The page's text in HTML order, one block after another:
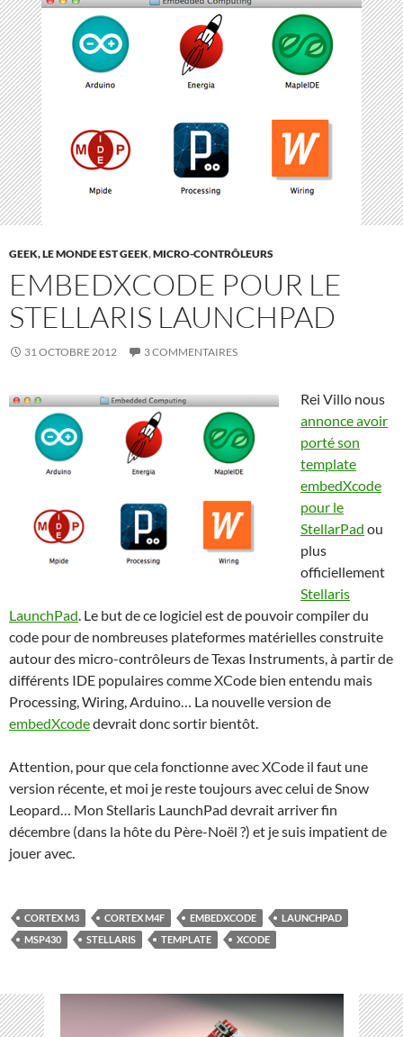
GEEK, LE MONDE EST GEEK,MICRO-CONTRÔLEURS
EMBEDXCODE POUR LE
STELLARIS LAUNCHPAD
31 OCTOBRE 2012 3 COMMENTAIRES
Rei Villo nous
annonce avoir
porté son
template
embedXcode
pour le
StellarPad ou
plus
officiellement
Stellaris
LaunchPad. Le but de ce logiciel est de pouvoir compiler du
code pour de nombreuses plateformes matérielles construite
autour des micro-contrôleurs de Texas Instruments, à partir de
différents IDE populaires comme XCode bien entendu mais
Processing, Wiring, Arduino… La nouvelle version de
embedXcodedevrait donc sortir bientôt.
Attention, pour que cela fonctionne avec XCode il faut une
version récente, et moi je reste toujours avec celui de Snow
Leopard… Mon Stellaris LaunchPad devrait arriver fin
décembre (dans la hôte du Père-Noël ?) et je suis impatient de
jouer avec.
CORTEX M3 CORTEX M4F EMBEDXCODE
LAUNCHPAD
MSP430
STELLARIS TEMPLATE XCODE